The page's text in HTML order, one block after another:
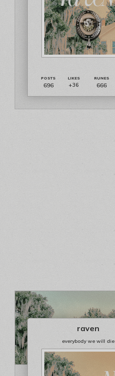
696 +36 666
raven
everybody we will die